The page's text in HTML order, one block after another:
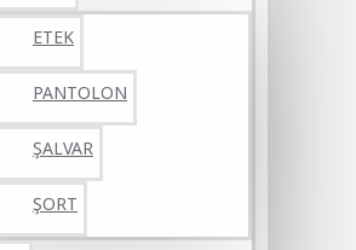
ETEK
PANTOLON
ŞALVAR
ŞORT